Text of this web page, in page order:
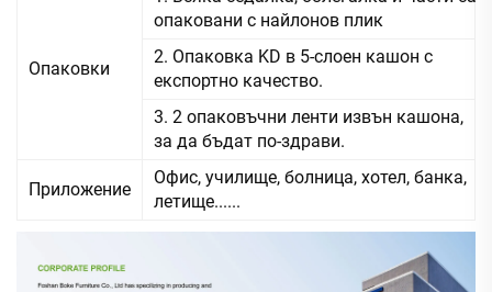
Опаковки
опаковани с найлонов плик
2. Опаковка KD в 5-слоен кашон с
експортно качество.
3. 2 опаковъчни ленти извън кашона,
за да бъдат по-здрави.
Приложение
Офис, училище, болница, хотел, банка,
летище......